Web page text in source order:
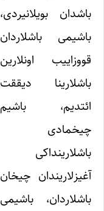
باشدان بویلانیردی،
باشیمی باشلاردان
قووزاییب اونلارین
باشلارینا دیققت
ائتدیم، باشیم
چیخمادی
باشلارینداکی
آغیزلاریندان چیخان
باشلاردان، باشیمی